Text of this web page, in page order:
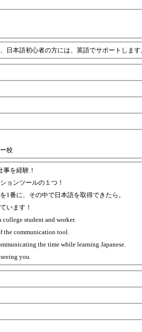
日本語初心者の方には、英語でサポートします
校
事を経験！
ョンツールの１つ！
1番に、その中で日本語を取得できたら。
います！
college student and worker.
the communication tool.
the time while learning Japanese.
you.